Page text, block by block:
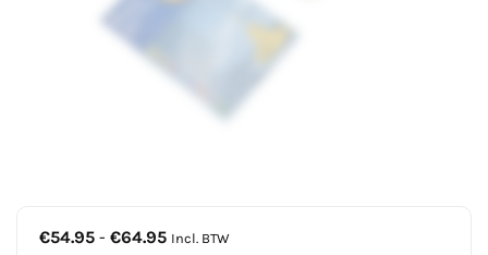
€54.95 - €64.95Prijsklasse:
Incl. BTW